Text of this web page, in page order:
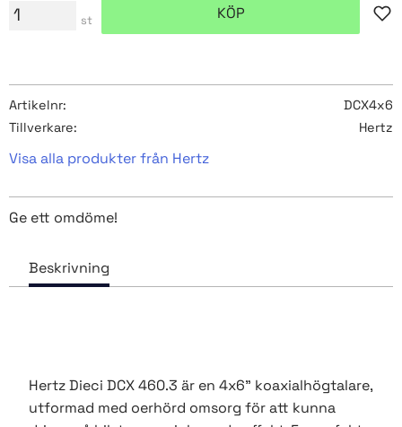
st KÖP
Artikelnr
DCX4x6
Tillverkare
Hertz
Visa alla produkter från Hertz
Ge ett omdöme!
Hertz Dieci DCX 460.3 är en 4x6" koaxialhögtalare,
utformad med oerhörd omsorg för att kunna